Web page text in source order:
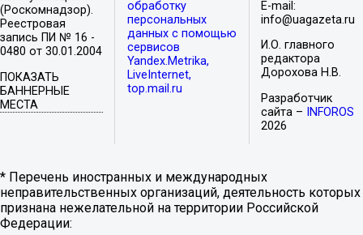
(Роскомнадзор).
Реестровая
запись ПИ № 16 -
0480 от 30.01.2004
ПОКАЗАТЬ
БАННЕРНЫЕ
МЕСТА
обработку
персональных
данных с помощью
сервисов
Yandex.Metrika,
LiveInternet,
top.mail.ru
E-mail:
info@uagazeta.ru
И.О. главного
редактора
Дорохова Н.В.
Разработчик
сайта –
INFOROS
2026
* Перечень иностранных и международных
неправительственных организаций, деятельность которых
признана нежелательной на территории Российской
Федерации: